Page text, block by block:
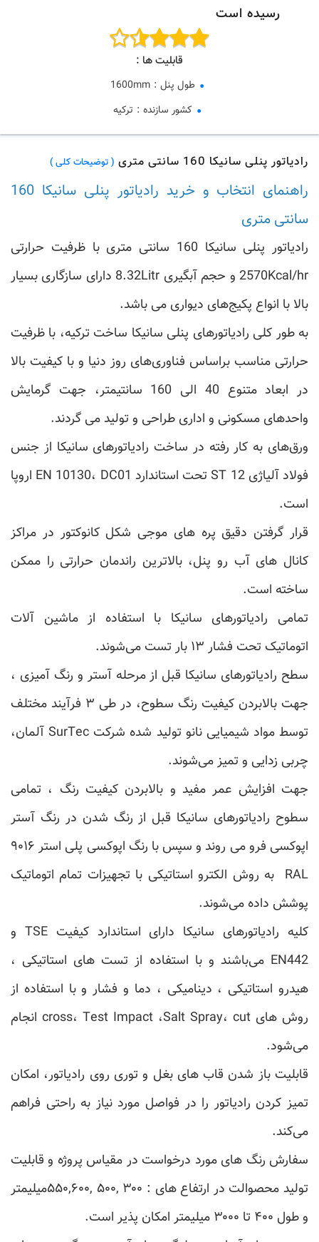
رسیده است
قابلیت ها :
طول پنل :
1600mm
کشور سازنده : ترکیه
رادیاتور پنلی سانیکا 160 سانتی متری ( توضیحات کلی )
راهنمای انتخاب و خرید رادیاتور پنلی سانیکا 160
سانتی متری
رادیاتور پنلی سانیکا 160 سانتی متری با ظرفیت حرارتی
2570Kcal/hr و حجم آبگیری 8.32Litr دارای سازگاری بسیار
بالا با انواع پکیج‌های دیواری می باشد.
به طور کلی رادیاتورهای پنلی سانیکا ساخت ترکیه، با ظرفیت
حرارتی مناسب براساس فناوری‌های روز دنیا و با کیفیت بالا
در ابعاد متنوع 40 الی 160 سانتیمتر، جهت گرمایش
واحدهای مسکونی و اداری طراحی و تولید می گردند.
ورق‌های به کار رفته در ساخت رادیاتورهای سانیکا از جنس
فولاد آلیاژی 12 ST تحت استاندارد EN 10130، DC01 اروپا
است.
قرار گرفتن دقیق پره های موجی شکل کانوکتور در مراکز
کانال های آب رو پنل، بالاترین راندمان حرارتی را ممکن
ساخته است.
تمامی رادیاتورهای سانیکا با استفاده از ماشین آلات
اتوماتیک تحت فشار ۱۳ بار تست می‌شوند.
سطح رادیاتورهای سانیکا قبل از مرحله آستر و رنگ آمیزی ،
جهت بالابردن کیفیت رنگ سطوح، در طی ۳ فرآیند مختلف
توسط مواد شیمیایی نانو تولید شده شرکت SurTec آلمان،
چربی زدایی و تمیز می‌شوند.
جهت افزایش عمر مفید و بالابردن کیفیت رنگ ، تمامی
سطوح رادیاتورهای سانیکا قبل از رنگ شدن در رنگ آستر
اپوکسی فرو می روند و سپس با رنگ اپوکسی پلی استر ۹۰۱۶
RAL به روش الکترو استاتیکی با تجهیزات تمام اتوماتیک
پوشش داده می‌شوند.
کلیه رادیاتورهای سانیکا دارای استاندارد کیفیت TSE و
EN442 می‌باشند و با استفاده از تست های استاتیکی ،
هیدرو استاتیکی ، دینامیکی ، دما و فشار و با استفاده از
روش های cross، Test Impact ،Salt Spray، cut انجام
می‌شود.
قابلیت باز شدن قاب های بغل و توری روی رادیاتور، امکان
تمیز کردن رادیاتور را در فواصل مورد نیاز به راحتی فراهم
می‌کند.
سفارش رنگ های مورد درخواست در مقیاس پروژه و قابلیت
تولید محصوالت در ارتفاع های : ۳۰۰ ,۵۰۰ ,۵۵۰,۶۰۰میلیمتر
و طول ۴۰۰ تا ۳۰۰۰ میلیمتر امکان پذیر است.